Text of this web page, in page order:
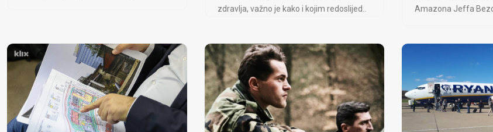
zdravlja, važno je kako i kojim redoslijed..
Amazona Jeffa